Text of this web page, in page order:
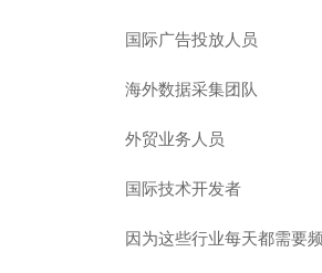
国际广告投放人员
海外数据采集团队
外贸业务人员
国际技术开发者
因为这些行业每天都需要